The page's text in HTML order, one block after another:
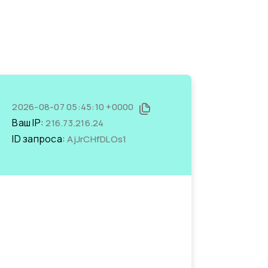
2026-08-07 05:45:10 +0000
Ваш IP:216.73.216.24
ID запроса:AjJrCHfDLOs1